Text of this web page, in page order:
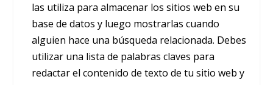
las utiliza para almacenar los sitios web en su
base de datos y luego mostrarlas cuando
alguien hace una búsqueda relacionada. Debes
utilizar una lista de palabras claves para
redactar el contenido de texto de tu sitio web y